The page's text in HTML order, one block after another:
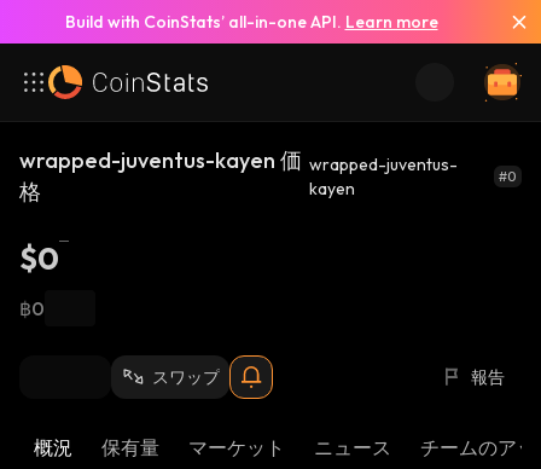
Build with CoinStats’ all-in-one API. Learn more
wrapped-juventus-kayen 価
格
wrapped-juventus-
kayen
#0
$0
฿0
スワップ 報告
概況 保有量 マーケット ニュース チームのア